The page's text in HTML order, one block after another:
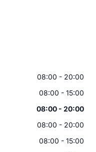
08:00 - 20:00
08:00 - 15:00
08:00 - 20:00
08:00 - 20:00
08:00 - 15:00